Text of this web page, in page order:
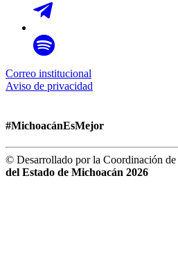
Correo institucional
Aviso de privacidad
#MichoacánEsMejor
© Desarrollado por la Coordinación
del Estado de Michoacán 2026